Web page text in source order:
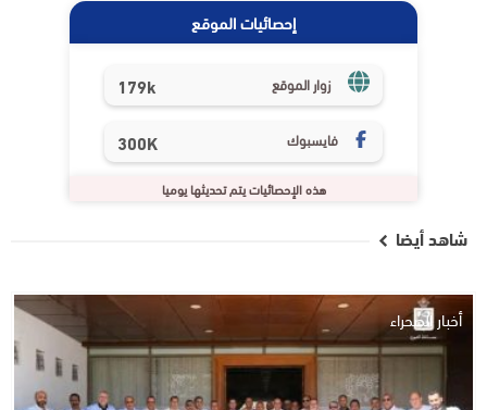
إحصائيات الموقع
زوار الموقع 179k
فايسبوك 300K
هذه الإحصائيات يتم تحديثها يوميا
شاهد أيضا
أخبار الصحراء